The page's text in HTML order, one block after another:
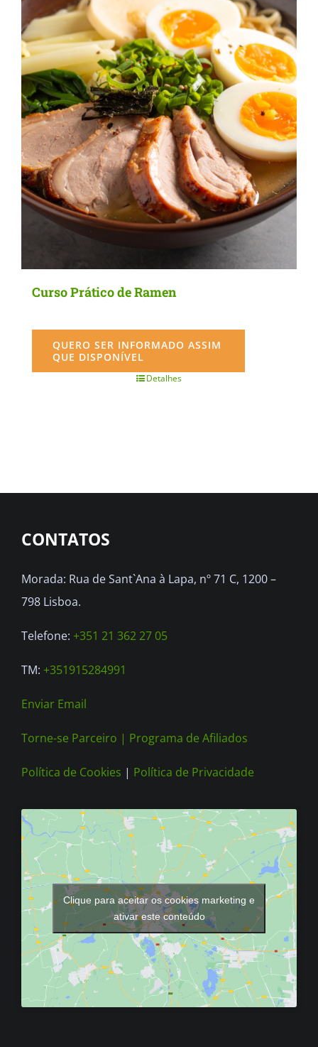
Curso Prático de Ramen
QUERO SER INFORMADO ASSIM
QUE DISPONÍVEL
Detalhes
CONTATOS
Morada: Rua de Sant`Ana à Lapa, nº 71 C, 1200 –
798 Lisboa.
Telefone: +351 21 362 27 05
TM: +351915284991
Enviar Email
Torne-se Parceiro | Programa de Afiliados
Política de Cookies | Política de Privacidade
Clique para aceitar os cookies marketing e
ativar este conteúdo